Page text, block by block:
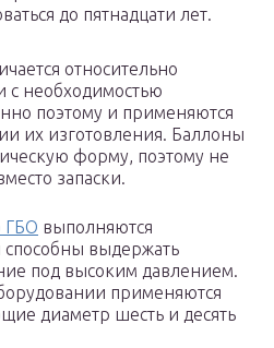
до пятнадцати лет.
относительно
с необходимостью
поэтому и применяются
их изготовления. Баллоны
форму, поэтому не
запаски.
ГБО выполняются
выдержать
под высоким давлением.
применяются
диаметр шесть и десять